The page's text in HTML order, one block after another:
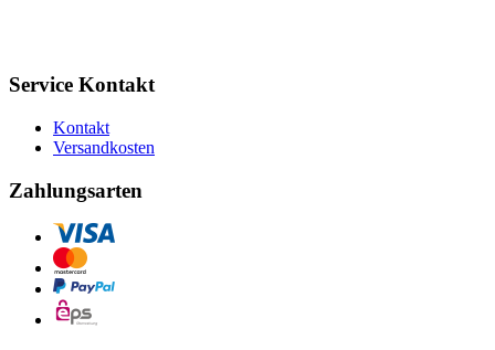
Service Kontakt
Kontakt
Versandkosten
Zahlungsarten